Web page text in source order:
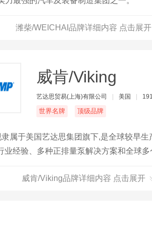
潍柴/WEICHAI品牌详细内容 点击展开
威肯/Viking
艺达思贸易(上海)有限公司 美国
世界名牌 顶级品牌
属于美国艺达思集团旗下,是全球较早
业经验、多种正排量泵解决方案和全球
威肯/Viking品牌详细内容 点击展开